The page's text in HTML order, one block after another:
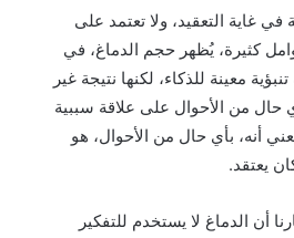
غاية التعقيد، ولا تعتمد على
كثيرة، يُظهر حجم الدماغ، في
معينة للذكاء، لكنها نتيجة غير
حال من الأحوال على علاقة سببية
أنه، بأي حال من الأحوال، هو
يعتقد.
أن الدماغ لا يستخدم للتفكير